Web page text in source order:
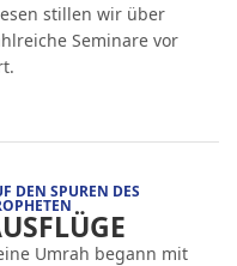
stillen wir über
Seminare vor
DEN SPUREN DES
Umrah begann mit